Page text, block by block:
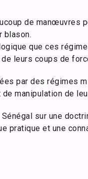
de manœuvres
blason.
que ces
leurs coups de
par des régimes
manipulation de
sur une
pratique et une